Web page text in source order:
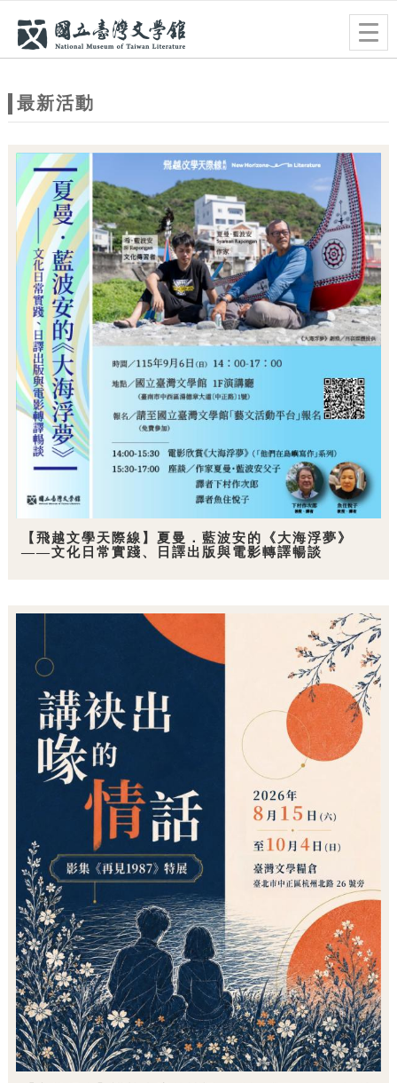
站
題
最新活動
【飛越文學天際線】夏曼．藍波安的《大海浮夢》
——文化日常實踐、日譯出版與電影轉譯暢談